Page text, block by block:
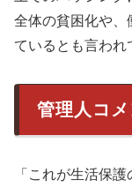
全体の貧困化や、
ているとも言われ
管理人コメ
「これが生活保